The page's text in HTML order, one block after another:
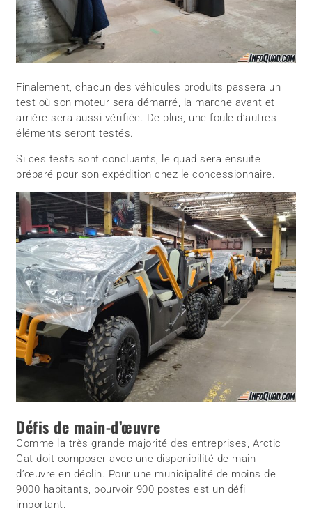
Finalement, chacun des véhicules produits passera un
test où son moteur sera démarré, la marche avant et
arrière sera aussi vérifiée. De plus, une foule d’autres
éléments seront testés.
Si ces tests sont concluants, le quad sera ensuite
préparé pour son expédition chez le concessionnaire.
Défis de main-d’œuvre
Comme la très grande majorité des entreprises, Arctic
Cat doit composer avec une disponibilité de main-
d’œuvre en déclin. Pour une municipalité de moins de
9000 habitants, pourvoir 900 postes est un défi
important.